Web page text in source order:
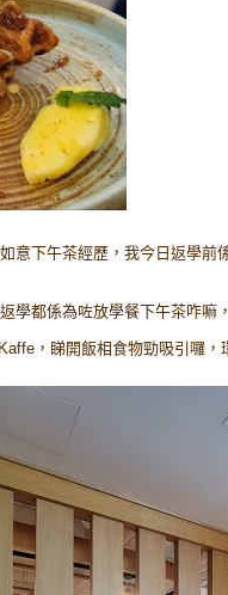
意下午茶經歷，我今日返學
學都係為咗放學餐下午茶咋嘛
，睇開飯相食物勁吸引囉